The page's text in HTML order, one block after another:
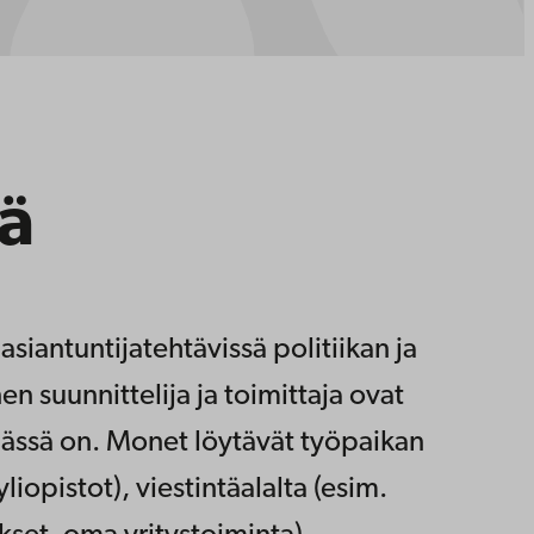
politiikan ja
suunnittelija ja toimittaja ovat
on. Monet löytävät työpaikan
viestintäalalta (esim.